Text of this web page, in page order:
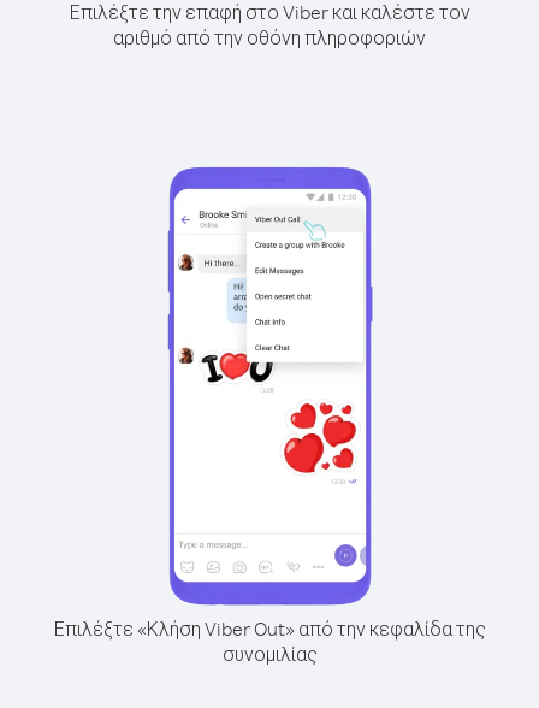
Επιλέξτε την επαφή στο Viber και καλέστε τον
αριθμό από την οθόνη πληροφοριών
Επιλέξτε «Κλήση Viber Out» από την κεφαλίδα της
συνομιλίας